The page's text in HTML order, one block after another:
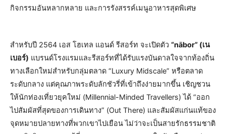
กิจกรรมอันหลากหลาย และการรังสรรค์เมนูอาหารสุดพิเศษ
สำหรับปี 2564 เอส โฮเทล แอนด์ รีสอร์ท จะเปิดตัว “nābor” (เน
เบอร์)​ แบรนด์โรงแรมและรีสอร์ทที่ได้รับแรงบันดาลใจจากท้องถิ่น
ทางเลือกใหม่สำหรับกลุ่มตลาด “Luxury Midscale” หรือตลาด
ระดับกลาง แต่คุณภาพระดับลักชัวรี่ที่เข้าถึงง่ายมากขึ้น เชิญชวน
ให้นักท่องเที่ยวยุคใหม่ (Millennial-Minded Travellers) ได้ “ออก
ไปสัมผัสที่สุดของการเดินทาง” (Out There) และสัมผัสแก่นแท้ของ
จุดหมายปลายทางที่พวกเขาไปเยือน ไม่ว่าจะเป็นสายรักธรรมชาติ